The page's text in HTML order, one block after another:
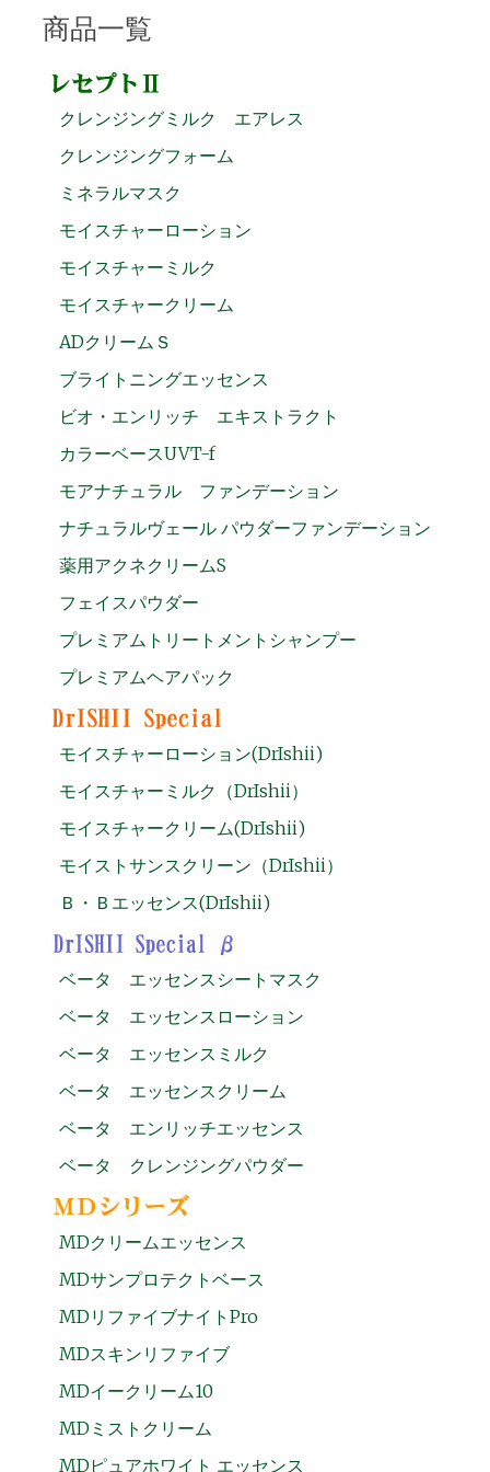
商品一覧
クレンジングミルク エアレス
クレンジングフォーム
ミネラルマスク
モイスチャーローション
モイスチャーミルク
モイスチャークリーム
ADクリームＳ
ブライトニングエッセンス
ビオ・エンリッチ エキストラクト
カラーベースUVT-f
モアナチュラル ファンデーション
ナチュラルヴェール パウダーファンデーション
薬用アクネクリームS
フェイスパウダー
プレミアムトリートメントシャンプー
プレミアムヘアパック
モイスチャーローション(DrIshii)
モイスチャーミルク（DrIshii）
モイスチャークリーム(DrIshii)
モイストサンスクリーン（DrIshii）
Ｂ・Ｂエッセンス(DrIshii)
ベータ エッセンスシートマスク
ベータ エッセンスローション
ベータ エッセンスミルク
ベータ エッセンスクリーム
ベータ エンリッチエッセンス
ベータ クレンジングパウダー
MDクリームエッセンス
MDサンプロテクトベース
MDリファイブナイトPro
MDスキンリファイブ
MDイークリーム10
MDミストクリーム
MDピュアホワイト エッセンス